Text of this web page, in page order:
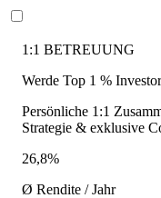
1:1 BETREUUNG
Werde Top 1 % Investor
Persönliche 1:1
Strategie & exklusive
26,8%
Ø Rendite / Jahr